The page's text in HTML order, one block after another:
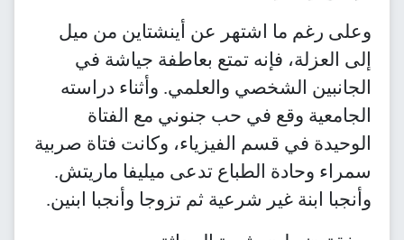
وعلى رغم ما اشتهر عن أينشتاين من ميل
إلى العزلة، فإنه تمتع بعاطفة جياشة في
الجانبين الشخصي والعلمي. وأثناء دراسته
الجامعية وقع في حب جنوني مع الفتاة
الوحيدة في قسم الفيزياء، وكانت فتاة صربية
سمراء وحادة الطباع تدعى ميليفا ماريتش.
وأنجبا ابنة غير شرعية ثم تزوجا وأنجبا ابنين.